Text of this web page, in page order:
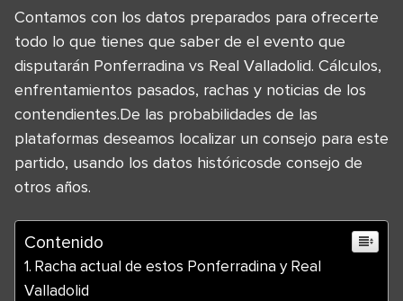
Contamos con los datos preparados para ofrecerte
todo lo que tienes que saber de el evento que
disputarán Ponferradina vs Real Valladolid. Cálculos,
enfrentamientos pasados, rachas y noticias de los
contendientes.De las probabilidades de las
plataformas deseamos localizar un consejo para este
partido, usando los datos históricosde consejo de
otros años.
Contenido
Racha actual de estos Ponferradina y Real
Valladolid